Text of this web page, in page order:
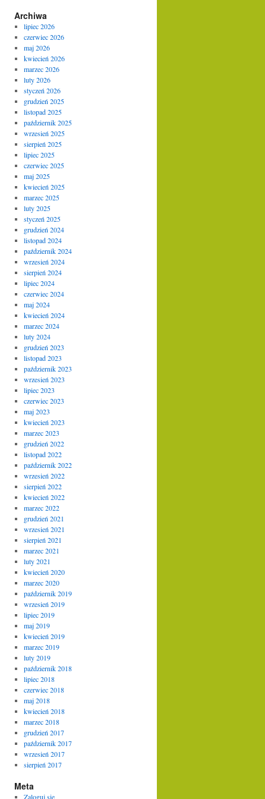
Archiwa
lipiec 2026
czerwiec 2026
maj 2026
kwiecień 2026
marzec 2026
luty 2026
styczeń 2026
grudzień 2025
listopad 2025
październik 2025
wrzesień 2025
sierpień 2025
lipiec 2025
czerwiec 2025
maj 2025
kwiecień 2025
marzec 2025
luty 2025
styczeń 2025
grudzień 2024
listopad 2024
październik 2024
wrzesień 2024
sierpień 2024
lipiec 2024
czerwiec 2024
maj 2024
kwiecień 2024
marzec 2024
luty 2024
grudzień 2023
listopad 2023
październik 2023
wrzesień 2023
lipiec 2023
czerwiec 2023
maj 2023
kwiecień 2023
marzec 2023
grudzień 2022
listopad 2022
październik 2022
wrzesień 2022
sierpień 2022
kwiecień 2022
marzec 2022
grudzień 2021
wrzesień 2021
sierpień 2021
marzec 2021
luty 2021
kwiecień 2020
marzec 2020
październik 2019
wrzesień 2019
lipiec 2019
maj 2019
kwiecień 2019
marzec 2019
luty 2019
październik 2018
lipiec 2018
czerwiec 2018
maj 2018
kwiecień 2018
marzec 2018
grudzień 2017
październik 2017
wrzesień 2017
sierpień 2017
Meta
Zaloguj się